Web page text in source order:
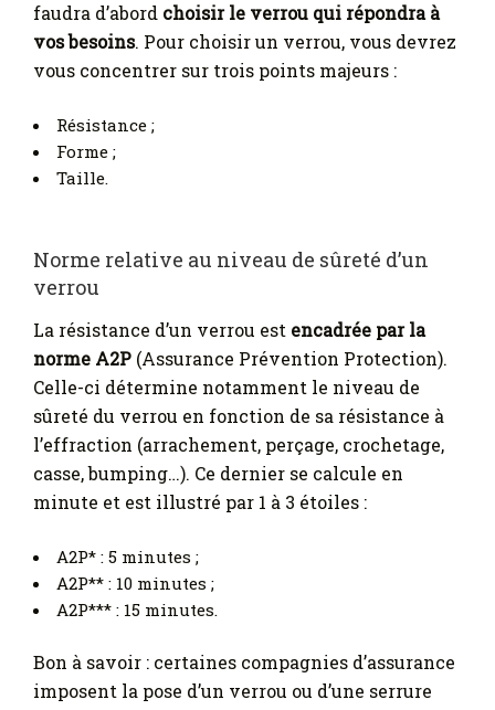
faudra d’abord choisir le verrou qui répondra à
vos besoins. Pour choisir un verrou, vous devrez
vous concentrer sur trois points majeurs :
Résistance ;
Forme ;
Taille.
Norme relative au niveau de sûreté d’un
verrou
La résistance d’un verrou est encadrée par la
norme A2P (Assurance Prévention Protection).
Celle-ci détermine notamment le niveau de
sûreté du verrou en fonction de sa résistance à
l’effraction (arrachement, perçage, crochetage,
casse, bumping…). Ce dernier se calcule en
minute et est illustré par 1 à 3 étoiles :
A2P* : 5 minutes ;
A2P** : 10 minutes ;
A2P*** : 15 minutes.
Bon à savoir : certaines compagnies d’assurance
imposent la pose d’un verrou ou d’une serrure